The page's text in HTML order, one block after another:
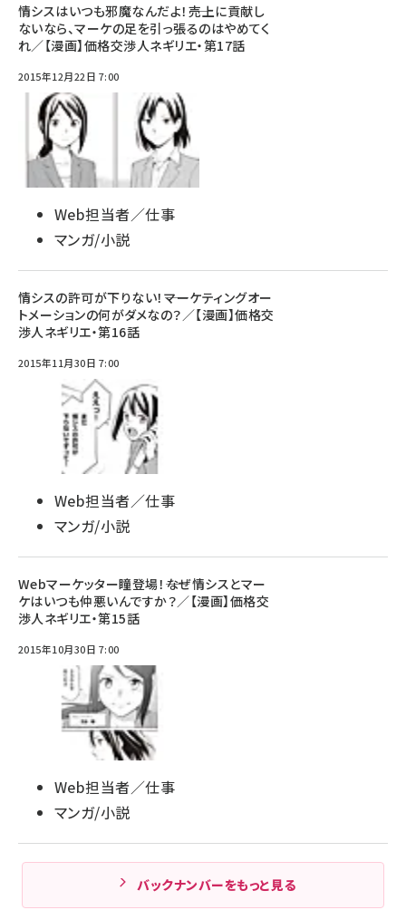
情シスはいつも邪魔なんだよ！――売上に貢献し
ないなら、マーケの足を引っ張るのはやめてく
れ／【漫画】価格交渉人ネギリエ・第17話
2015年12月22日 7:00
Web担当者／仕事
マンガ/小説
情シスの許可が下りない！――マーケティングオー
トメーションの何がダメなの？／【漫画】価格交
渉人ネギリエ・第16話
2015年11月30日 7:00
Web担当者／仕事
マンガ/小説
Webマーケッター瞳登場！――なぜ情シスとマー
ケはいつも仲悪いんですか？／【漫画】価格交
渉人ネギリエ・第15話
2015年10月30日 7:00
Web担当者／仕事
マンガ/小説
バックナンバーをもっと見る